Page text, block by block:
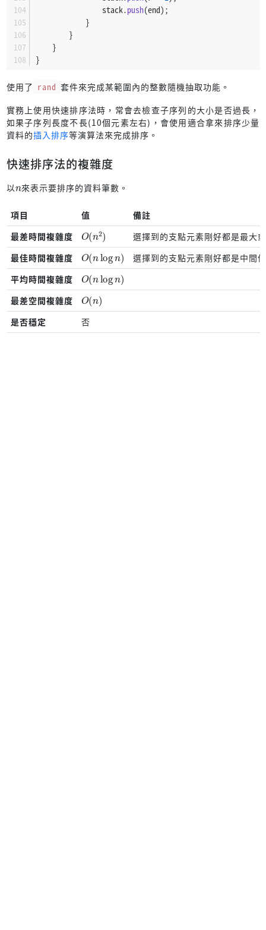
                stack.
push(end);
            }
        }
    }
}
使用了 rand 套件來完成某範圍內的整數隨機抽取功能。
實務上使用快速排序法時，常會去檢查子序列的大小是否過長，
如果子序列長度不長(10個元素左右)，會使用適合拿來排序少量
資料的插入排序等演算法來完成排序。
快速排序法的複雜度
以 來表示要排序的資料筆數。
項目 值
備註
最差時間複雜度
O(n2)
選擇到的支點元素剛好都是最大
最佳時間複雜度
O(nlog⁡n) 選擇到的支點元素剛好都是中間
平均時間複雜度
O(nlog⁡n)
最差空間複雜度 O(n)
是否穩定 否